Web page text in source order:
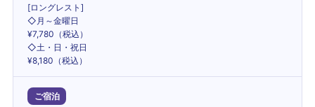
[ロングレスト]
◇月～金曜日
¥7,780（税込）
◇土・日・祝日
¥8,180（税込）
ご宿泊